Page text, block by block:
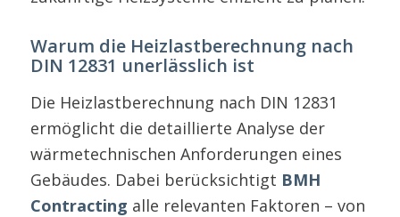
Warum die Heizlastberechnung nach
DIN 12831 unerlässlich ist
Die Heizlastberechnung nach DIN 12831
ermöglicht die detaillierte Analyse der
wärmetechnischen Anforderungen eines
Gebäudes. Dabei berücksichtigt BMH
Contracting alle relevanten Faktoren – von